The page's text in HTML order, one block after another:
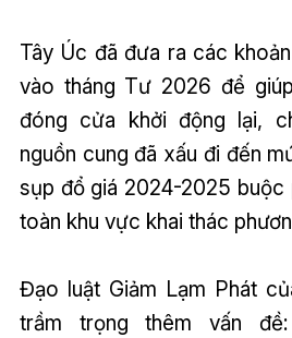
Tây Úc đã đưa ra các
vào tháng Tư 2026 để
đóng cửa khởi động lại,
nguồn cung đã xấu đi đến
sụp đổ giá 2024-2025 buộc
toàn khu vực khai thác
Đạo luật Giảm Lạm Phát
trầm trọng thêm vấn